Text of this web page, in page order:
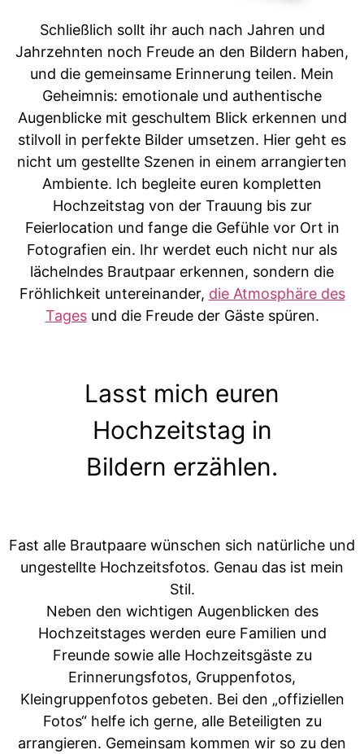
Schließlich sollt ihr auch nach Jahren und
Jahrzehnten noch Freude an den Bildern haben,
und die gemeinsame Erinnerung teilen. Mein
Geheimnis: emotionale und authentische
Augenblicke mit geschultem Blick erkennen und
stilvoll in perfekte Bilder umsetzen. Hier geht es
nicht um gestellte Szenen in einem arrangierten
Ambiente. Ich begleite euren kompletten
Hochzeitstag von der Trauung bis zur
Feierlocation und fange die Gefühle vor Ort in
Fotografien ein. Ihr werdet euch nicht nur als
lächelndes Brautpaar erkennen, sondern die
Fröhlichkeit untereinander, die Atmosphäre des
Tagesund die Freude der Gäste spüren.
Lasst mich euren
Hochzeitstag in
Bildern erzählen.
Fast alle Brautpaare wünschen sich natürliche und
ungestellte Hochzeitsfotos. Genau das ist mein
Stil.
Neben den wichtigen Augenblicken des
Hochzeitstages werden eure Familien und
Freunde sowie alle Hochzeitsgäste zu
Erinnerungsfotos, Gruppenfotos,
Kleingruppenfotos gebeten. Bei den „offiziellen
Fotos“ helfe ich gerne, alle Beteiligten zu
arrangieren. Gemeinsam kommen wir so zu den